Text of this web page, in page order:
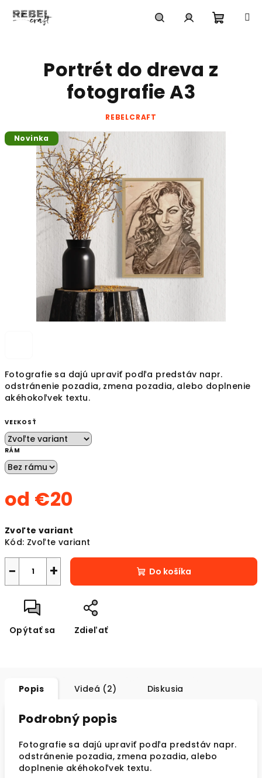
košík
Fotografie sa dajú upraviť podľa predstáv napr.
odstránenie pozadia, zmena pozadia, alebo doplnenie
akéhokoľvek textu.
VEĽKOSŤ
RÁM
od €20
cena:
Zvoľte variant
Kód: Zvoľte variant
+
− Do košíka
Opýtať sa Zdieľať
Portrét do dreva z
fotografie A3
REBELCRAFT
Novinka
Popis Videá (2) Diskusia
Podrobný popis
Fotografie sa dajú upraviť podľa predstáv napr.
odstránenie pozadia, zmena pozadia, alebo
doplnenie akéhokoľvek textu.